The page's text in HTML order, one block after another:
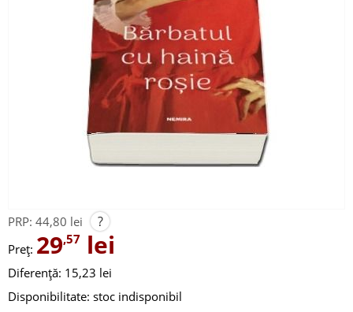
PRP: 44,80 lei ?
Preț: 29,57 lei
Diferență: 15,23 lei
Disponibilitate: stoc indisponibil